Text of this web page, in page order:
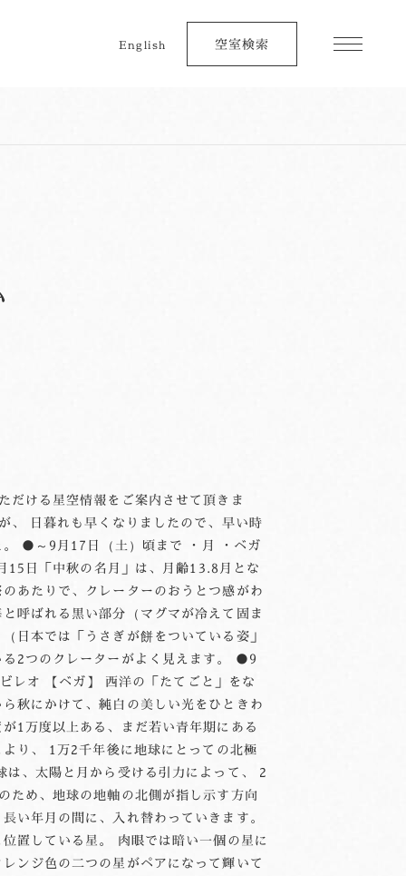
English 空室検索
だける星空情報をご案内させて頂きま
、 日暮れも早くなりましたので、早い時
●～9月17日（土）頃まで ・月 ・ベガ
日「中秋の名月」は、月齢13.8月とな
あたりで、クレーターのおうとつ感がわ
呼ばれる黒い部分（マグマが冷えて固ま
日本では「うさぎが餅をついている姿」
2つのクレーターがよく見えます。 ●9
レオ 【ベガ】 西洋の「たてごと」をな
秋にかけて、純白の美しい光をひときわ
1万度以上ある、まだ若い青年期にある
り、 1万2千年後に地球にとっての北極
、太陽と月から受ける引力によって、 2
ため、地球の地軸の北側が指し示す方向
い年月の間に、入れ替わっていきます。
置している星。 肉眼では暗い一個の星に
ンジ色の二つの星がペアになって輝いて